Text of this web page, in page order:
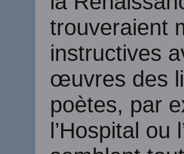
trouveraient
instructives
œuvres des
poètes, par
l’Hospital ou